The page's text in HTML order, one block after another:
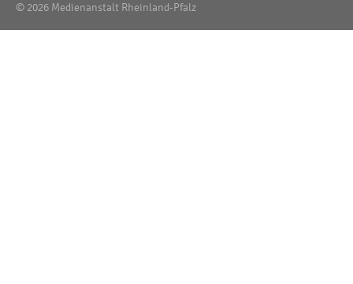
© 2026 Medienanstalt Rheinland-Pfalz